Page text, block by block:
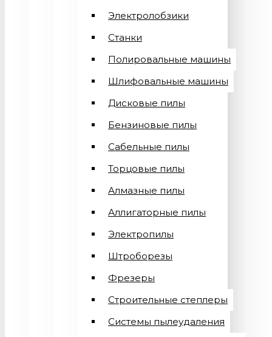
Электролобзики
Станки
Полировальные машины
Шлифовальные машины
Дисковые пилы
Бензиновые пилы
Сабельные пилы
Торцовые пилы
Алмазные пилы
Аллигаторные пилы
Электропилы
Штроборезы
Фрезеры
Строительные степлеры
Системы пылеудаления